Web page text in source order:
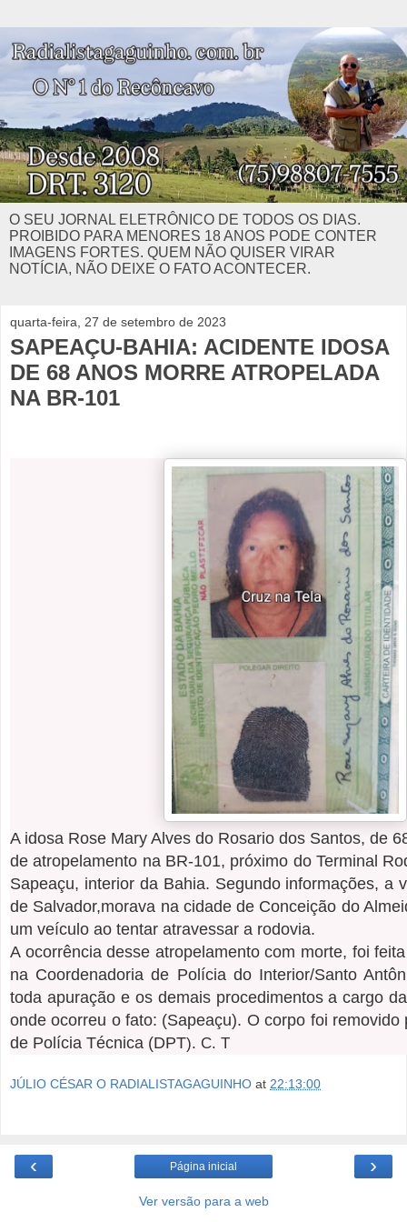
O SEU JORNAL ELETRÔNICO DE TODOS OS DIAS.
PROIBIDO PARA MENORES 18 ANOS PODE CONTER
IMAGENS FORTES. QUEM NÃO QUISER VIRAR
NOTÍCIA, NÃO DEIXE O FATO ACONTECER.
quarta-feira, 27 de setembro de 2023
SAPEAÇU-BAHIA: ACIDENTE IDOSA
DE 68 ANOS MORRE ATROPELADA
NA BR-101
A idosa Rose Mary Alves do Rosario dos Santos, de
de atropelamento na BR-101, próximo do Terminal
Sapeaçu, interior da Bahia. Segundo informações, a
de Salvador,morava na cidade de Conceição do
um veículo ao tentar atravessar a rodovia.
A ocorrência desse atropelamento com morte, foi
na Coordenadoria de Polícia do Interior/Santo
toda apuração e os demais procedimentos a cargo
onde ocorreu o fato: (Sapeaçu). O corpo foi removido
de Polícia Técnica (DPT). C. T
JÚLIO CÉSAR O RADIALISTAGAGUINHO at 22:13:00
‹ ›
Página inicial
Ver versão para a web